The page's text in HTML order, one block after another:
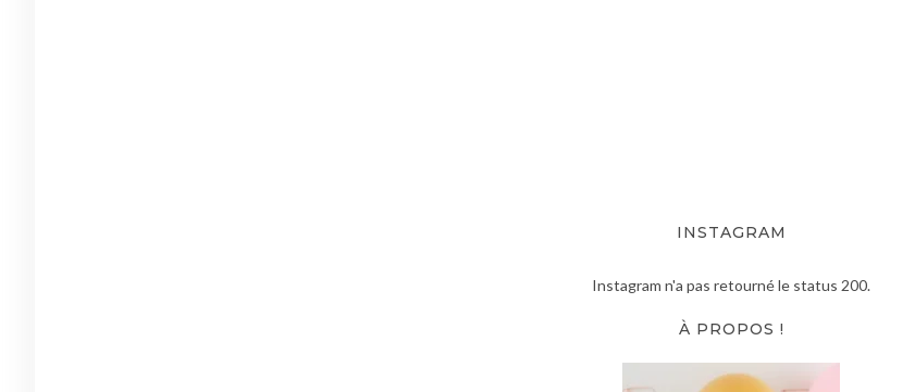
INSTAGRAM
Instagram n'a pas retourné le status 200.
À PROPOS !